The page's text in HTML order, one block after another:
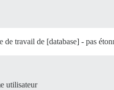
de travail de [database] - pas
utilisateur